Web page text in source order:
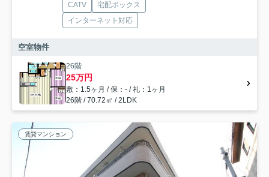
CATV
宅配ボックス
インターネット対応
空室物件
26階
25万円
敷：1.5ヶ月 / 保：- / 礼：1ヶ月
26階 / 70.72㎡ / 2LDK
賃貸マンション